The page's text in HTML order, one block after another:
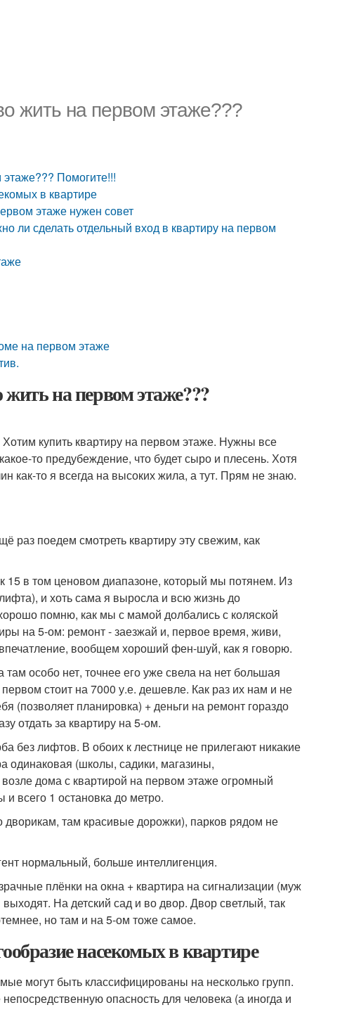
жить на первом этаже???
Помогите!!!
в квартире
этаже нужен совет
ли сделать отдельный вход в квартиру на первом
на первом этаже
на первом этаже???
купить квартиру на первом этаже. Нужны все
то предубеждение, что будет сыро и плесень. Хотя
как-то я всегда на высоких жила, а тут. Прям не знаю.
раз поедем смотреть квартиру эту свежим, как
в том ценовом диапазоне, который мы потянем. Из
и хоть сама я выросла и всю жизнь до
помню, как мы с мамой долбались с коляской
на 5-ом: ремонт - заезжай и, первое время, живи,
вообщем хороший фен-шуй, как я говорю.
особо нет, точнее его уже свела на нет большая
стоит на 7000 у.е. дешевле. Как раз их нам и не
(позволяет планировка) + деньги на ремонт гораздо
отдать за квартиру на 5-ом.
без лифтов. В обоих к лестнице не прилегают никакие
одинаковая (школы, садики, магазины,
дома с квартирой на первом этаже огромный
и всего 1 остановка до метро.
дворикам, там красивые дорожки), парков рядом не
нормальный, больше интеллигенция.
плёнки на окна + квартира на сигнализации (муж
На детский сад и во двор. Двор светлый, так
но там и на 5-ом тоже самое.
насекомых в квартире
могут быть классифицированы на несколько групп.
опасность для человека (а иногда и